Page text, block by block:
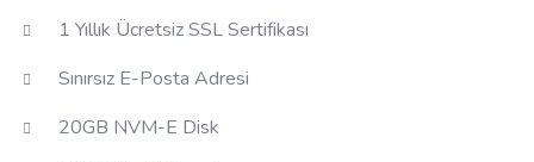
1 Yıllık Ücretsiz SSL Sertifikası
Sınırsız E-Posta Adresi
20GB NVM-E Disk